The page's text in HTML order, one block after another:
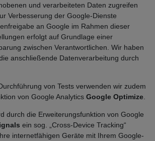
und verarbeiteten Daten zugreifen
Verbesserung der Google-Dienste
an Google im Rahmen dieser
erfolgt auf Grundlage einer
zwischen Verantwortlichen. Wir haben
anschließende Datenverarbeitung durch
von Tests verwenden wir zudem
von Google Analytics Google Optimize
durch die Erweiterungsfunktion von Google
ein sog. „Cross-Device Tracking“
internetfähigen Geräte mit Ihrem Google-